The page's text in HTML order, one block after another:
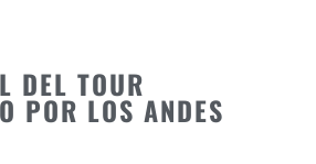
DEL TOUR
POR LOS ANDES